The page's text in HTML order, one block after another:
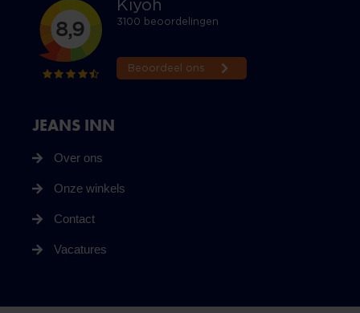
JEANS INN
Over ons
Onze winkels
Contact
Vacatures